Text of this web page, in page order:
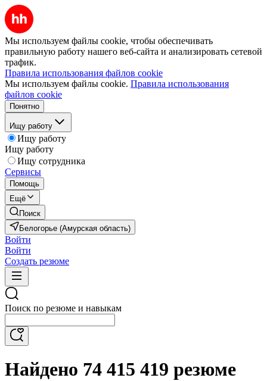
Мы используем файлы cookie, чтобы обеспечивать
правильную работу нашего веб-сайта и анализировать сетевой
трафик.
Правила использования файлов cookie
Мы используем файлы cookie. Правила использования
файлов cookie
Понятно
Ищу работу
Ищу работу
Ищу работу
Ищу сотрудника
Сервисы
Помощь
Ещё
Поиск
Белогорье (Амурская область)
Войти
Войти
Создать резюме
Поиск по резюме и навыкам
Найдено 74 415 419 резюме